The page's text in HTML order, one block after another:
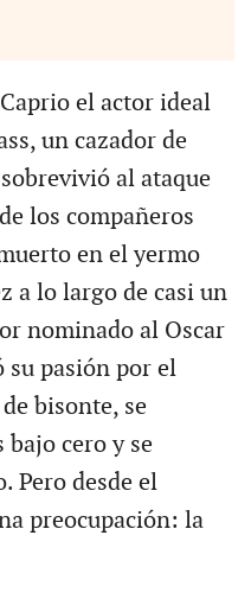
el actor ideal
un cazador de
al ataque
los compañeros
en el yermo
a lo largo de casi un
nominado al Oscar
pasión por el
bisonte, se
bajo cero y se
Pero desde el
preocupación: la